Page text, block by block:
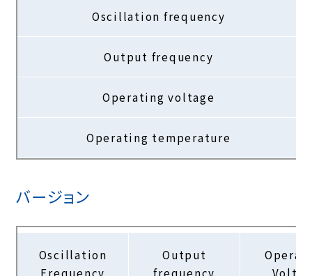
Oscillation frequency
Output frequency
Operating voltage
Operating temperature
バージョン
Oscillation
Frequency
Output
frequency